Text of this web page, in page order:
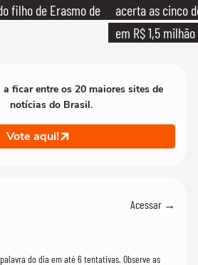
filho de Erasmo de
acerta as cinco
em R$ 1,5 milhão
a ficar entre os 20 maiores sites de
notícias do Brasil.
Vote aqui!
Acessar →
do dia em até 6 tentativas. Observe as